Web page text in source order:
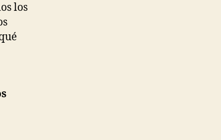
los